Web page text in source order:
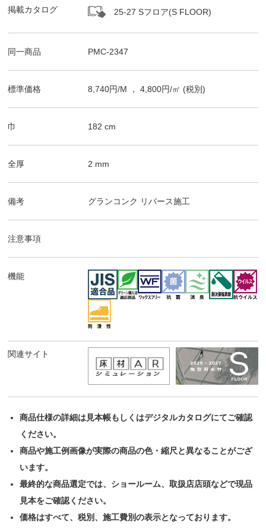
掲載カタログ 25-27 Sフロア(S FLOOR)
同一商品 PMC-2347
標準価格 8,740円/M ，4,800円/㎡ (税別)
巾 182 cm
全厚 2 mm
備考 グランコンク リバース施工
注意事項
機能
関連サイト
商品仕様の詳細は見本帳もしくはデジタルカタログにてご確認
ください。
商品や施工例画像が実際の商品の色・縮尺と異なることがござ
います。
最終的な商品選定では、ショールーム、取扱店店頭などで現品
見本をご確認ください。
価格はすべて、税別、施工費別の表示となっております。